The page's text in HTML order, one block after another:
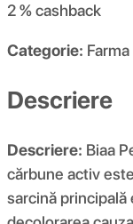
2 %cashback
Categorie: Farma
Descriere
Descriere: Biaa
cărbune activ
sarcină